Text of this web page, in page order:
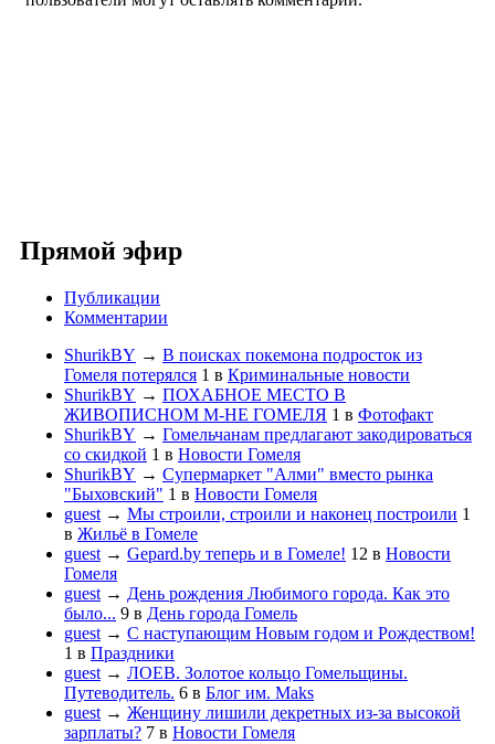
Прямой эфир
Публикации
Комментарии
ShurikBY → В поисках покемона подросток из
Гомеля потерялся 1 в Криминальные новости
ShurikBY → ПОХАБНОЕ МЕСТО В
ЖИВОПИСНОМ М-НЕ ГОМЕЛЯ 1 в Фотофакт
ShurikBY → Гомельчанам предлагают закодироваться
со скидкой 1 в Новости Гомеля
ShurikBY → Супермаркет "Алми" вместо рынка
"Быховский" 1 в Новости Гомеля
guest → Мы строили, строили и наконец построили 1
в Жильё в Гомеле
guest → Gepard.by теперь и в Гомеле! 12 в Новости
Гомеля
guest → День рождения Любимого города. Как это
было... 9 в День города Гомель
guest → С наступающим Новым годом и Рождеством!
1 в Праздники
guest → ЛОЕВ. Золотое кольцо Гомельщины.
Путеводитель. 6 в Блог им. Maks
guest → Женщину лишили декретных из-за высокой
зарплаты? 7 в Новости Гомеля